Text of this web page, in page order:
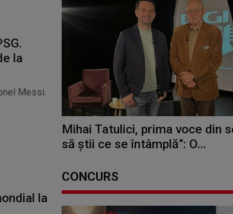
la
Messi.
la
Mihai Tatulici, prima voce din
să știi ce se întâmplă”: O...
CONCURS